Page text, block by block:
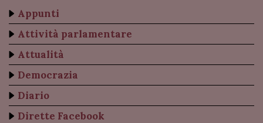
Appunti
Attività parlamentare
Attualità
Democrazia
Diario
Dirette Facebook